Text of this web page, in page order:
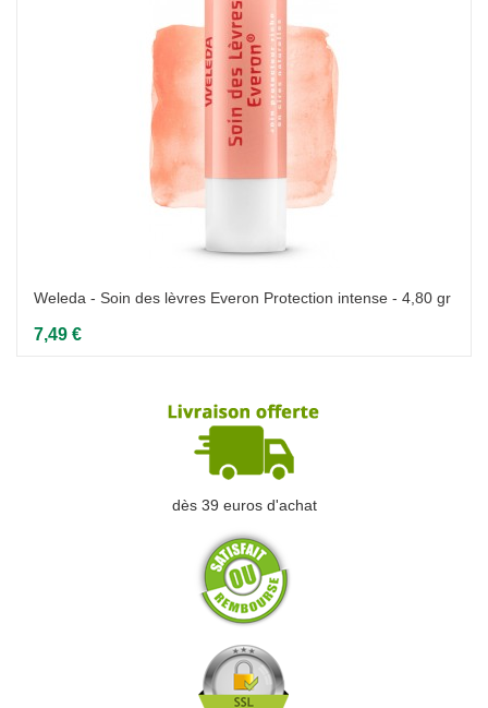
Weleda - Soin des lèvres Everon Protection intense - 4,80 gr
7,49 €
dès 39 euros d'achat